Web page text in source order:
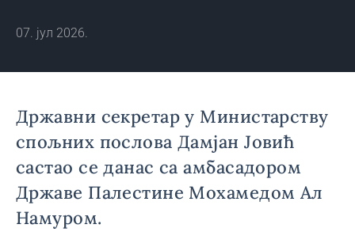
07. јул 2026.
Државни секретар у Министарству
спољних послова Дамјан Јовић
састао се данас са амбасадором
Државе Палестине Мохамедом Ал
Намуром.